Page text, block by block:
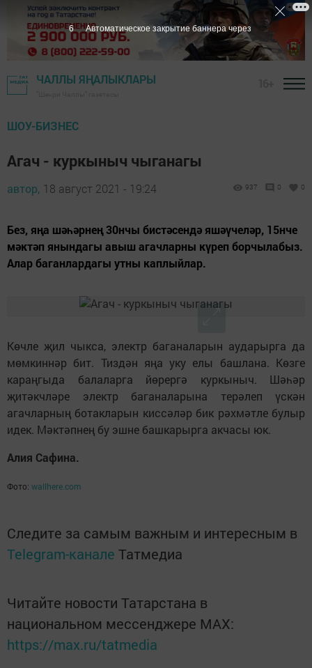
ЧАЛЛЫ ЯҢАЛЫКЛАРЫ
ШОУ-БИЗНЕС
Агач - куркыныч чыганагы
автор, 18 август 2021 - 19:24 937 0 0
Без, яңа шәһәрнең 30нчы бистәсендә яшәүчеләр, 15нче
мәктәп янындагы авыш агачларны күреп борчылабыз.
Алар баганлардагы утны каплыйлар.
Көчле җил чыкса, электр баганаларын аударырга да
мөмкиннәр бит. Тиздән яңа уку елы башлана. Көзге
караңгыда балаларга йөрергә куркыныч. Шәһәр
җитәкчләре электр баганаларына терәлеп үскән
агачларның ботакларын киссәләр бик рәхмәтле булыр
идек. Мәктәпнең бу эшне башкарырга акчасы юк.
Алия Сафина.
Фото: wallhere.com
Следите за самым важным и интересным в
Telegram-канале Татмедиа
Читайте новости Татарстана в
национальном мессенджере MАХ:
https://max.ru/tatmedia
5 Автоматическое закрытие баннера через